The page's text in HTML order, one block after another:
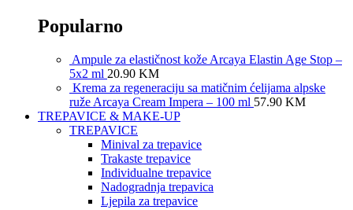
Popularno
Ampule za elastičnost kože Arcaya Elastin Age Stop –
5x2 ml 20.90 KM
Krema za regeneraciju sa matičnim ćelijama alpske
ruže Arcaya Cream Impera – 100 ml 57.90 KM
TREPAVICE & MAKE-UP
TREPAVICE
Minival za trepavice
Trakaste trepavice
Individualne trepavice
Nadogradnja trepavica
Ljepila za trepavice